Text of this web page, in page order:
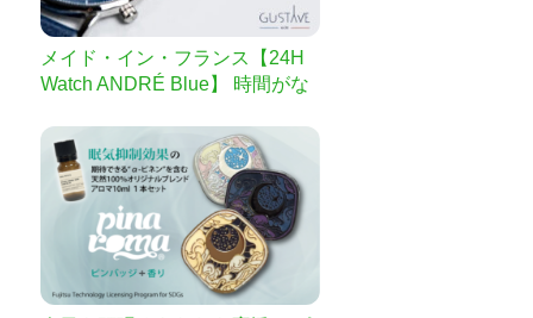
メイド・イン・フランス【24H
Watch ANDRÉ Blue】 時間がな
24時間を可視化｜時間の使い方
が変わる時計！